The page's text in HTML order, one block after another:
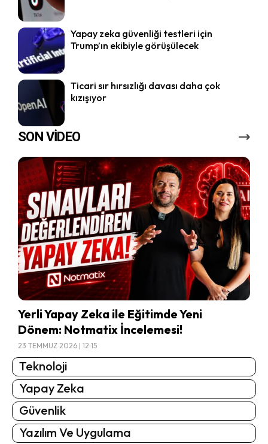
Yapay zeka güvenliği testleri için
Trump’ın ekibiyle görüşülecek
Ticari sır hırsızlığı davası daha çok
kızışıyor
SON VİDEO
Yerli Yapay Zeka ile Eğitimde Yeni
Dönem: Notmatix İncelemesi!
23 TEMMUZ 2026 | 12:15
Teknoloji
Yapay Zeka
Güvenlik
Yazılım Ve Uygulama